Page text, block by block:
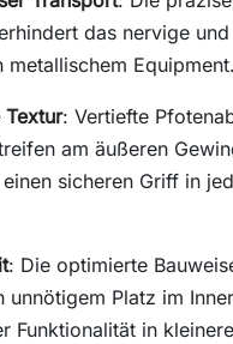
das nervige
metallischem Equipment.
Textur: Vertiefte
am äußeren
sicheren Griff in
: Die optimierte
unnötigem Platz im
Funktionalität in